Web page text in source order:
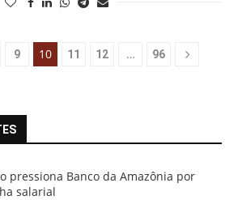
9 10 11 12 … 96
pressiona Banco da Amazônia por
salarial